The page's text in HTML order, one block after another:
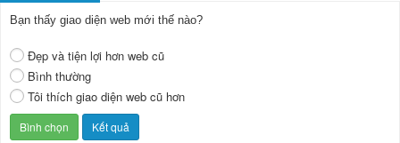
Bạn thấy giao diện web mới thế nào?
Đẹp và tiện lợi hơn web cũ
Bình thường
Tôi thích giao diện web cũ hơn